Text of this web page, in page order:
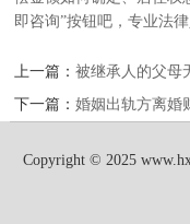
即咨询”按钮吧，专业法
上一篇：被继承人的父母
下一篇：婚姻出轨方离婚
Copyright © 2025